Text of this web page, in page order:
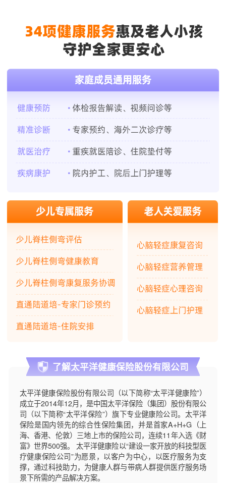
了解太平洋健康保险股份有限公司
太平洋健康保险股份有限公司（以下简称“太平洋健康险”）
成立于2014年12月，是中国太平洋保险（集团）股份有限公
司（以下简称“太平洋保险”）旗下专业健康险公司。太平洋
保险是国内领先的综合性保险集团，并是首家A+H+G（上
海、香港、伦敦）三地上市的保险公司，连续11年入选《财
富》世界500强。 太平洋健康险以“建设一家开放的科技型医
疗健康保险公司”为愿景，以客户为中心，以医疗服务为支
撑，通过科技助力，为健康人群与带病人群提供医疗服务场
景下所需的产品解决方案。